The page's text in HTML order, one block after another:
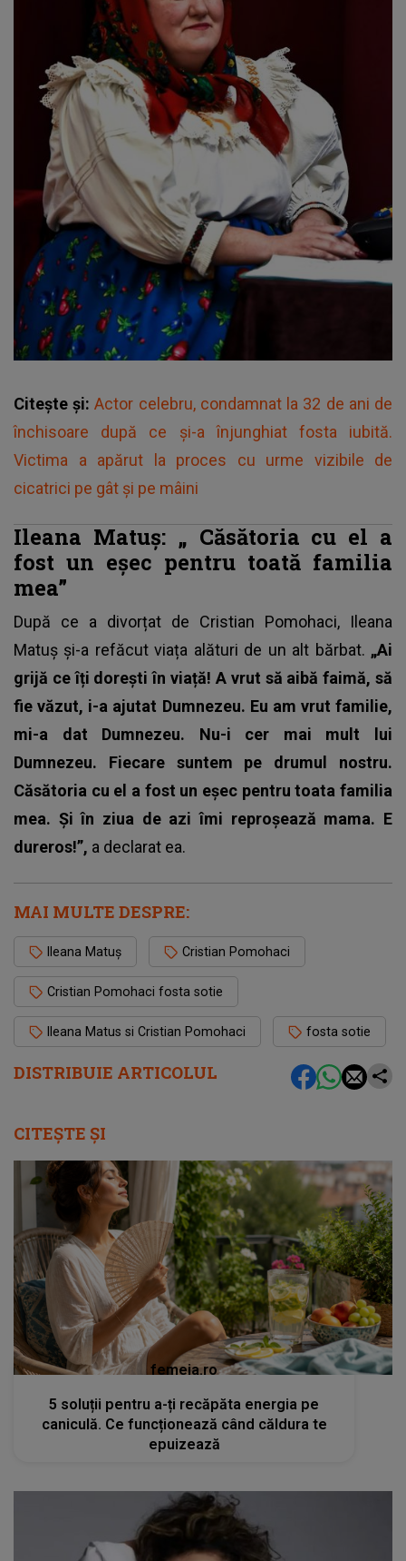
DISTRIBUIE ARTICOLUL
Citește și:Actor celebru, condamnat la 32 de ani de
închisoare după ce și-a înjunghiat fosta iubită.
Victima a apărut la proces cu urme vizibile de
cicatrici pe gât și pe mâini
Ileana Matuș: „ Căsătoria cu el a
fost un eșec pentru toată familia
mea”
După ce a divorțat de Cristian Pomohaci, Ileana
Matuș și-a refăcut viața alături de un alt bărbat. „Ai
grijă ce îți dorești în viață! A vrut să aibă faimă, să
fie văzut, i-a ajutat Dumnezeu. Eu am vrut familie,
mi-a dat Dumnezeu. Nu-i cer mai mult lui
Dumnezeu. Fiecare suntem pe drumul nostru.
Căsătoria cu el a fost un eșec pentru toata familia
mea. Și în ziua de azi îmi reproșează mama. E
dureros!”, a declarat ea.
MAI MULTE DESPRE:
Ileana Matuș Cristian Pomohaci
Cristian Pomohaci fosta sotie
Ileana Matus si Cristian Pomohaci fosta sotie
CITEȘTE ȘI
femeia.ro
5 soluții pentru a-ți recăpăta energia pe
caniculă. Ce funcționează când căldura te
epuizează